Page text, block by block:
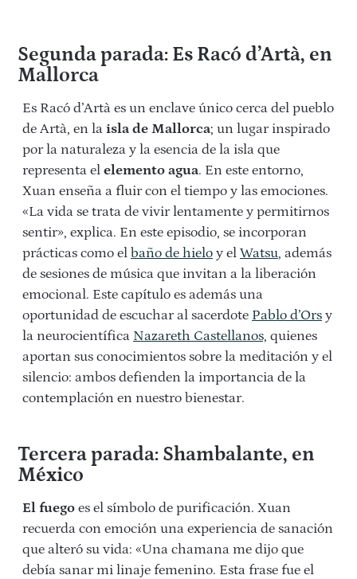
Segunda parada: Es Racó d’Artà, en
Mallorca
Es Racó d’Artà es un enclave único cerca del pueblo
de Artà, en la isla de Mallorca; un lugar inspirado
por la naturaleza y la esencia de la isla que
representa el elemento agua. En este entorno,
Xuan enseña a fluir con el tiempo y las emociones.
«La vida se trata de vivir lentamente y permitirnos
sentir», explica. En este episodio, se incorporan
prácticas como el baño de hielo y el Watsu, además
de sesiones de música que invitan a la liberación
emocional. Este capítulo es además una
oportunidad de escuchar al sacerdote Pablo d’Ors y
la neurocientífica Nazareth Castellanos, quienes
aportan sus conocimientos sobre la meditación y el
silencio: ambos defienden la importancia de la
contemplación en nuestro bienestar.
Tercera parada: Shambalante, en
México
El fuego es el símbolo de purificación. Xuan
recuerda con emoción una experiencia de sanación
que alteró su vida: «Una chamana me dijo que
debía sanar mi linaje femenino. Esta frase fue el